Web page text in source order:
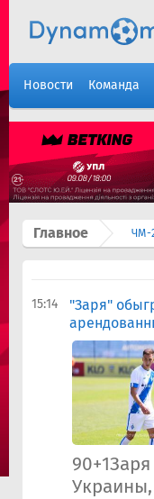
Новости Команда
Главное ЧМ-
15:14
"Заря"